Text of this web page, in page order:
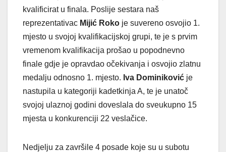
kvalificirat u finala. Poslije sestara naš
reprezentativac Mijić Roko je suvereno osvojio 1.
mjesto u svojoj kvalifikacijskoj grupi, te je s prvim
vremenom kvalifikacija prošao u popodnevno
finale gdje je opravdao očekivanja i osvojio zlatnu
medalju odnosno 1. mjesto. Iva Dominiković je
nastupila u kategoriji kadetkinja A, te je unatoč
svojoj ulaznoj godini doveslala do sveukupno 15
mjesta u konkurenciji 22 veslačice.
Nedjelju za završile 4 posade koje su u subotu